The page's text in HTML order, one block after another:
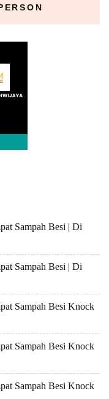
Sampah Besi | Di
Sampah Besi | Di
Sampah Besi Knock
Sampah Besi Knock
Sampah Besi Knock